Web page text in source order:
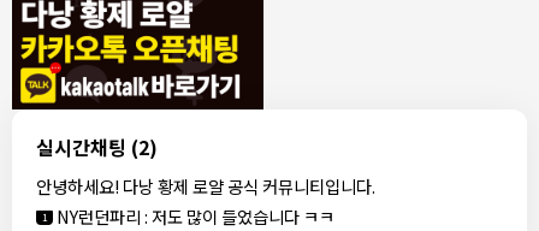
실시간채팅 (2)
안녕하세요! 다낭 황제 로얄 공식 커뮤니티입니다.
8/4/2026
1 모기한테물림:여기도 문의해보면 바로 알려줌
1 모기한테물림:정찰가보다 쌀수 없음
1 결혼안해:ㄹㅇ 팩트 ㅋㅋㅋㅋ
결혼안해:ㄹㅇ 팩트 ㅋㅋㅋㅋ
8/5/2026
NY런던파리 :다낭 에코걸 여기서 예약 가능한가요?
1 3군:에코걸 좀 조심 하는게 좋음
1 NY런던파리:저도 많이 들었습니다 ㅋㅋ